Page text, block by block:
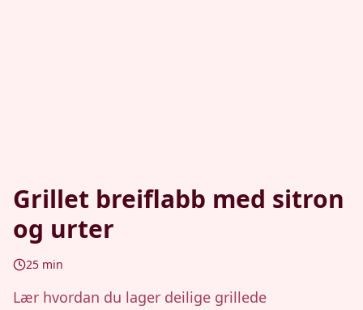
Grillet breiflabb med sitron
og urter
25 min
Lær hvordan du lager deilige grillede